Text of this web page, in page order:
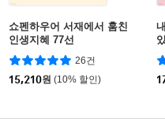
쇼펜하우어 서재에서 훔친
인생지혜 77선
26건
15,210원 (10% 할인)